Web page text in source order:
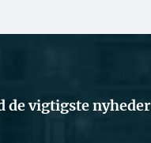
de vigtigste nyheder